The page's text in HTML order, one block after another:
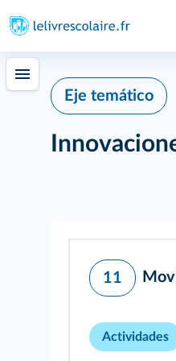
Eje temático
11
Actividades